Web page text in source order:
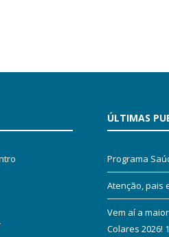
ÚLTIMAS
Programa
Atenção, pais
Vem aí a
Colares 2026!